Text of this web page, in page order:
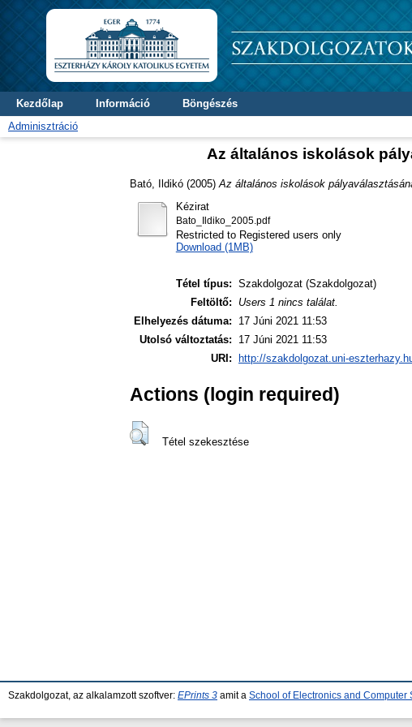
Kezdőlap Információ
Böngészés
Adminisztráció
Az általános iskolások
Bató, Ildikó (2005) Az általános iskolások
Kézirat
Bato_Ildiko_2005.pdf
Restricted to Registered users only
Download (1MB)
Tétel típus: Szakdolgozat (Szakdolgozat)
Feltöltő:
Users 1 nincs találat.
Elhelyezés dátuma:
17 Júni 2021 11:53
Utolsó változtatás:
17 Júni 2021 11:53
URI:
http://szakdolgozat.uni-
Actions (login required)
Tétel szekesztése
Szakdolgozat, az alkalamzott szoftver: EPrints 3 amit a School of Electronics and Computer